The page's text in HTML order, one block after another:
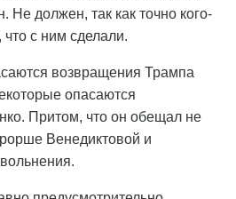
Не должен, так как точно кого-
что с ним сделали.
возвращения Трампа
опасаются
Притом, что он обещал не
Венедиктовой и